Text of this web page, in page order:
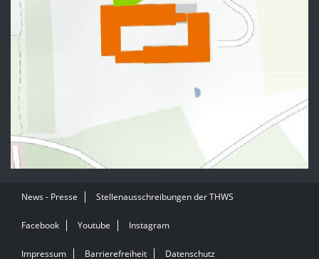
News - Presse Stellenausschreibungen der THWS
Facebook Youtube Instagram
Impressum Barrierefreiheit Datenschutz